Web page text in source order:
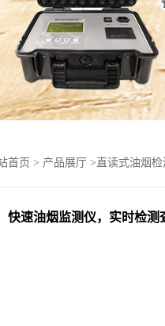
首页 > 产品展厅 >直读式油烟检
快速油烟监测仪，实时检测